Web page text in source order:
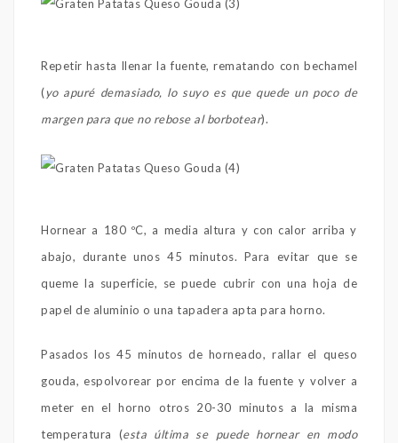
Repetir hasta llenar la fuente, rematando con bechamel
(yo apuré demasiado, lo suyo es que quede un poco de
margen para que no rebose al borbotear).
Hornear a 180 ºC, a media altura y con calor arriba y
abajo, durante unos 45 minutos. Para evitar que se
queme la superficie, se puede cubrir con una hoja de
papel de aluminio o una tapadera apta para horno.
Pasados los 45 minutos de horneado, rallar el queso
gouda, espolvorear por encima de la fuente y volver a
meter en el horno otros 20-30 minutos a la misma
temperatura (esta última se puede hornear en modo